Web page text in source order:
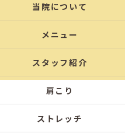
当院について
メニュー
スタッフ紹介
肩こり
ストレッチ